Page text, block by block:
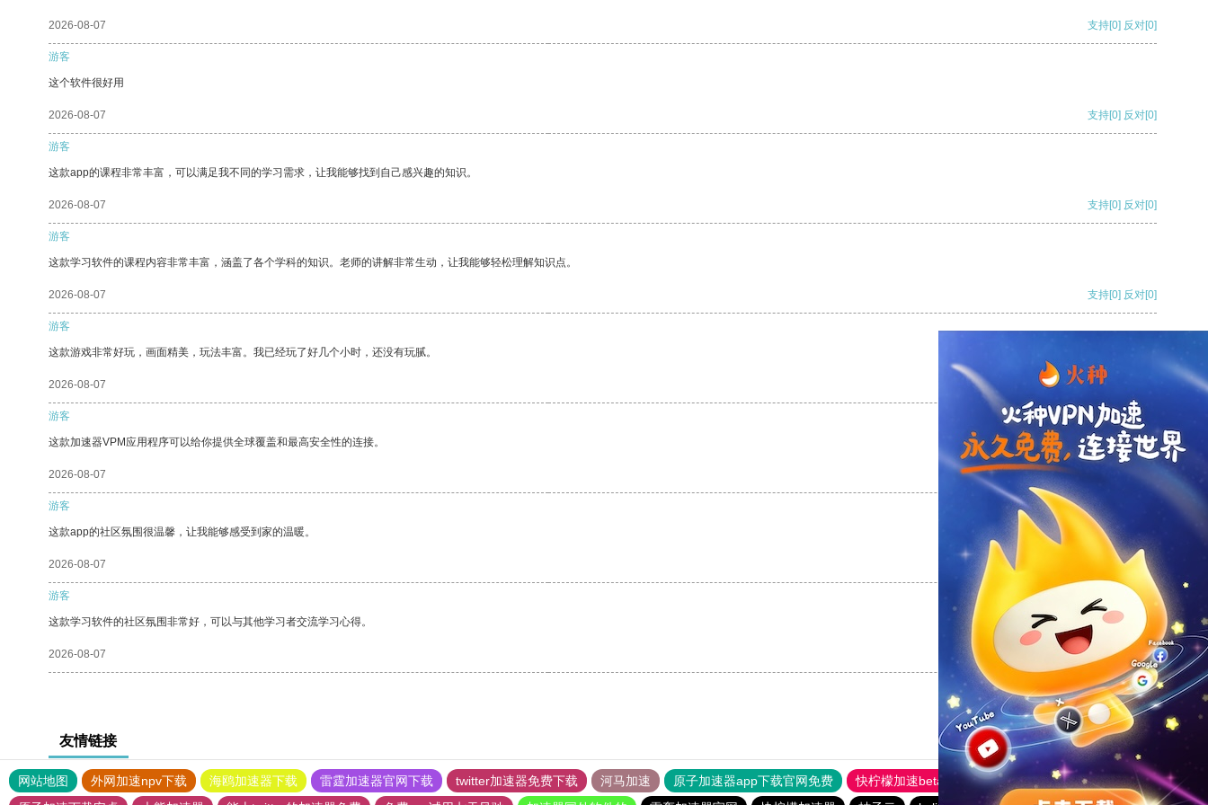
2026-08-07 支持[0] 反对[0]
游客
这个软件很好用
2026-08-07 支持[0] 反对[0]
游客
这款app的课程非常丰富，可以满足我不同的学习需求，让我能够找到自己感兴趣的知识。
2026-08-07 支持[0] 反对[0]
游客
这款学习软件的课程内容非常丰富，涵盖了各个学科的知识。老师的讲解非常生动，让我能够轻松理解知识点。
2026-08-07 支持[0] 反对[0]
游客
这款游戏非常好玩，画面精美，玩法丰富。我已经玩了好几个小时，还没有玩腻。
2026-08-07 支持
游客
这款加速器VPM应用程序可以给你提供全球覆盖和最高安全性的连接。
2026-08-07
游客
这款app的社区氛围很温馨，让我能够感受到家的温暖。
2026-08-07 [0] 反对[0]
游客
这款学习软件的社区氛围非常好，可以与其他学习者交流学习心得。
2026-08-07 支持[0] 反对[0]
友情链接
网站地图 外网加速npv下载 海鸥加速器下载 雷霆加速器官网下载 twitter加速器免费下载 河马加速 原子加速器app下载官网免费 快柠檬加速beta 旋风加速器
优途加速器app官网